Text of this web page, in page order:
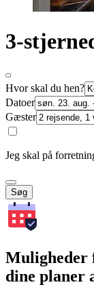
3-
Hvor skal du hen?
Datoer
Gæster
Jeg skal på
Søg
Muligheder
dine planer